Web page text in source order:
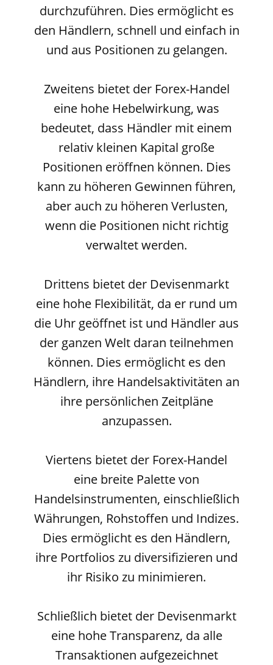
durchzuführen. Dies ermöglicht es
den Händlern, schnell und einfach in
und aus Positionen zu gelangen.
Zweitens bietet der Forex-Handel
eine hohe Hebelwirkung, was
bedeutet, dass Händler mit einem
relativ kleinen Kapital große
Positionen eröffnen können. Dies
kann zu höheren Gewinnen führen,
aber auch zu höheren Verlusten,
wenn die Positionen nicht richtig
verwaltet werden.
Drittens bietet der Devisenmarkt
eine hohe Flexibilität, da er rund um
die Uhr geöffnet ist und Händler aus
der ganzen Welt daran teilnehmen
können. Dies ermöglicht es den
Händlern, ihre Handelsaktivitäten an
ihre persönlichen Zeitpläne
anzupassen.
Viertens bietet der Forex-Handel
eine breite Palette von
Handelsinstrumenten, einschließlich
Währungen, Rohstoffen und Indizes.
Dies ermöglicht es den Händlern,
ihre Portfolios zu diversifizieren und
ihr Risiko zu minimieren.
Schließlich bietet der Devisenmarkt
eine hohe Transparenz, da alle
Transaktionen aufgezeichnet